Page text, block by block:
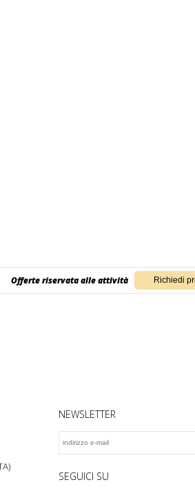
Offerte riservata alle attività
NEWSLETTER
SEGUICI SU